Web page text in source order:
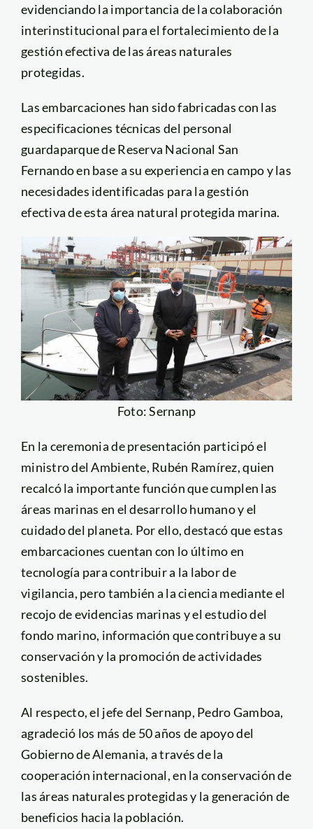
evidenciando la importancia de la colaboración
interinstitucional para el fortalecimiento de la
gestión efectiva de las áreas naturales
protegidas.
Las embarcaciones han sido fabricadas con las
especificaciones técnicas del personal
guardaparque de Reserva Nacional San
Fernando en base a su experiencia en campo y las
necesidades identificadas para la gestión
efectiva de esta área natural protegida marina.
Foto: Sernanp
En la ceremonia de presentación participó el
ministro del Ambiente, Rubén Ramírez, quien
recalcó la importante función que cumplen las
áreas marinas en el desarrollo humano y el
cuidado del planeta. Por ello, destacó que estas
embarcaciones cuentan con lo último en
tecnología para contribuir a la labor de
vigilancia, pero también a la ciencia mediante el
recojo de evidencias marinas y el estudio del
fondo marino, información que contribuye a su
conservación y la promoción de actividades
sostenibles.
Al respecto, el jefe del Sernanp, Pedro Gamboa,
agradeció los más de 50 años de apoyo del
Gobierno de Alemania, a través de la
cooperación internacional, en la conservación de
las áreas naturales protegidas y la generación de
beneficios hacia la población.